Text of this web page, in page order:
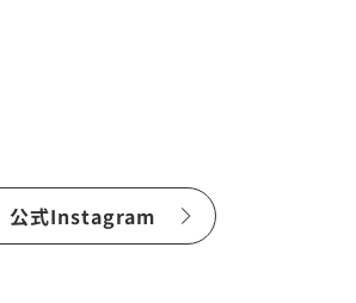
公式Instagram